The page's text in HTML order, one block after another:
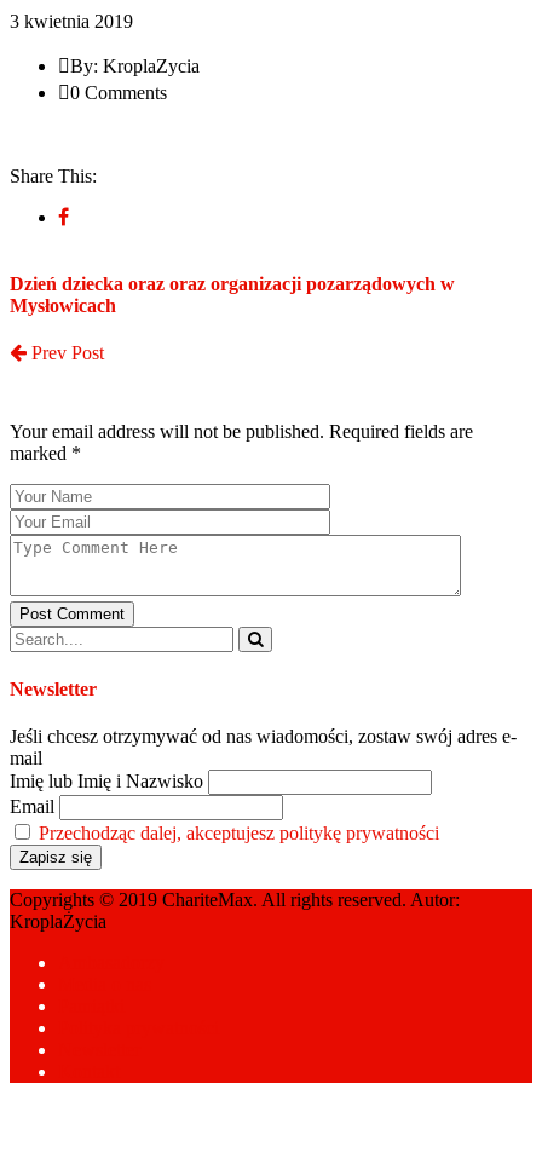
3 kwietnia 2019
By: KroplaZycia
0 Comments
Share This:
Dzień dziecka oraz oraz organizacji pozarządowych w
Mysłowicach
Prev Post
Your email address will not be published. Required fields are
marked *
Post Comment
Newsletter
Jeśli chcesz otrzymywać od nas wiadomości, zostaw swój adres e-
mail
Imię lub Imię i Nazwisko
Email
Przechodząc dalej, akceptujesz politykę prywatności
Copyrights © 2019 ChariteMax. All rights reserved. Autor:
KroplaŻycia